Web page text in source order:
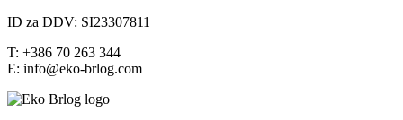
ID za DDV: SI23307811
T: +386 70 263 344
E: info@eko-brlog.com